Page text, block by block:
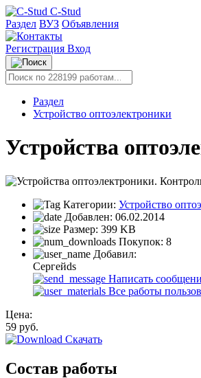
C-Stud
Раздел ВУЗ Объявления
Регистрация Вход
Раздел
Устройство оптоэлектроники
Устройства
Категории: Устройство
Добавлен: 06.02.2014
Размер: 399 KB
Покупок: 8
Добавил:
Сергейds
Написать
Все работы
Цена:
59 руб.
Скачать
Состав работы